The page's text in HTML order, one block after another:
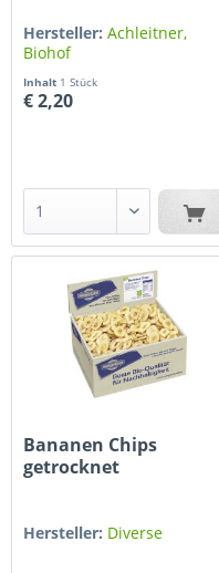
Hersteller: Achleitner,
Biohof
Inhalt 1 Stück
€ 2,20
Bananen Chips
getrocknet
Hersteller: Diverse